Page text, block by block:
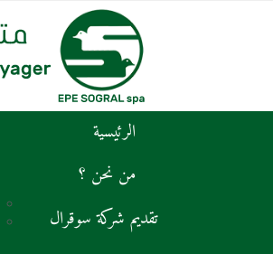
الرئيسية
من نحن ؟
تقديم شركة سوقرال